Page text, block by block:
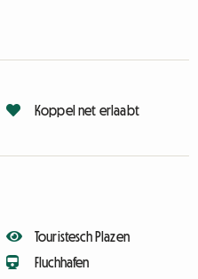
Koppel net erlaabt
Touristesch Plazen
Fluchhafen